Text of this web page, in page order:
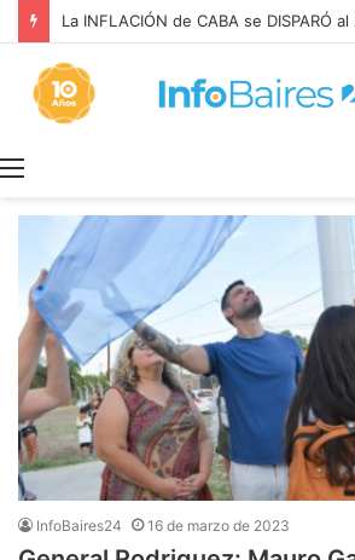
InfoBaires24 16 de marzo de 2023